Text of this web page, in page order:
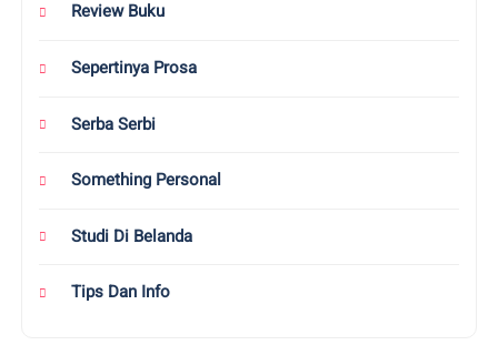
Review Buku
Sepertinya Prosa
Serba Serbi
Something Personal
Studi Di Belanda
Tips Dan Info